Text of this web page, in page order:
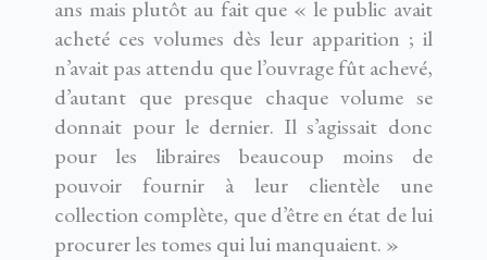
ans mais plutôt au fait que « le public avait
acheté ces volumes dès leur apparition ; il
n’avait pas attendu que l’ouvrage fût achevé,
d’autant que presque chaque volume se
donnait pour le dernier. Il s’agissait donc
pour les libraires beaucoup moins de
pouvoir fournir à leur clientèle une
collection complète, que d’être en état de lui
procurer les tomes qui lui manquaient. »